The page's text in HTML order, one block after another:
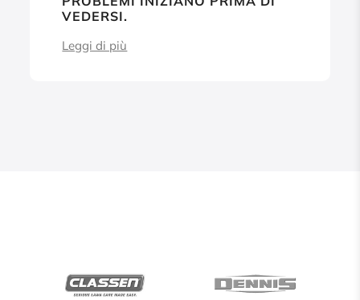
VEDERSI.
Leggi di più